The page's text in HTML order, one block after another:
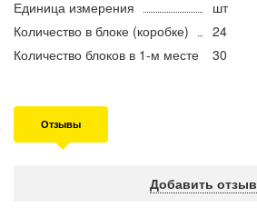
Единица измерения
шт
Количество в блоке (коробке)
24
Количество блоков в 1-м месте
30
Отзывы
Добавить отзыв